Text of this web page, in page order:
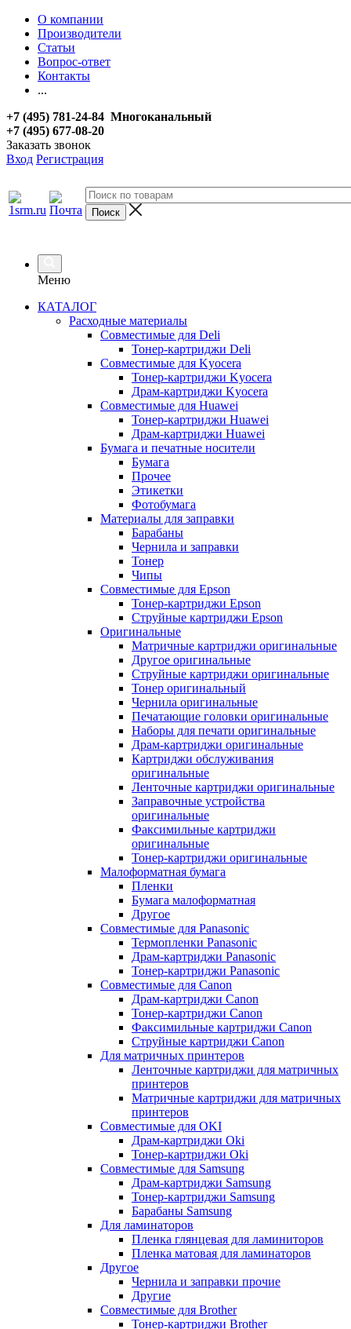
О компании
Производители
Статьи
Вопрос-ответ
Контакты
...
+7 (495) 781-24-84 Многоканальный
+7 (495) 677-08-20
Заказать звонок
Вход Регистрация
Меню
КАТАЛОГ
Расходные материалы
Совместимые для Deli
Тонер-картриджи Deli
Совместимые для Kyocera
Тонер-картриджи Kyocera
Драм-картриджи Kyocera
Совместимые для Huawei
Тонер-картриджи Huawei
Драм-картриджи Huawei
Бумага и печатные носители
Бумага
Прочее
Этикетки
Фотобумага
Материалы для заправки
Барабаны
Чернила и заправки
Тонер
Чипы
Совместимые для Epson
Тонер-картриджи Epson
Струйные картриджи Epson
Оригинальные
Матричные картриджи оригинальные
Другое оригинальные
Струйные картриджи оригинальные
Тонер оригинальный
Чернила оригинальные
Печатающие головки оригинальные
Наборы для печати оригинальные
Драм-картриджи оригинальные
Картриджи обслуживания
оригинальные
Ленточные картриджи оригинальные
Заправочные устройства
оригинальные
Факсимильные картриджи
оригинальные
Тонер-картриджи оригинальные
Малоформатная бумага
Пленки
Бумага малоформатная
Другое
Совместимые для Panasonic
Термопленки Panasonic
Драм-картриджи Panasonic
Тонер-картриджи Panasonic
Совместимые для Canon
Драм-картриджи Canon
Тонер-картриджи Canon
Факсимильные картриджи Canon
Струйные картриджи Canon
Для матричных принтеров
Ленточные картриджи для матричных
принтеров
Матричные картриджи для матричных
принтеров
Совместимые для OKI
Драм-картриджи Oki
Тонер-картриджи Oki
Совместимые для Samsung
Драм-картриджи Samsung
Тонер-картриджи Samsung
Барабаны Samsung
Для ламинаторов
Пленка глянцевая для ламиниторов
Пленка матовая для ламинаторов
Другое
Чернила и заправки прочие
Другие
Совместимые для Brother
Тонер-картриджи Brother